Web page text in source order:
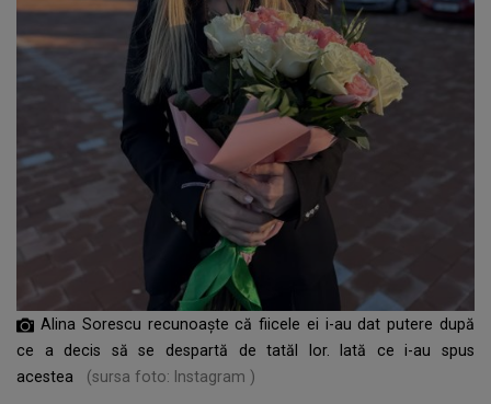
Alina Sorescu recunoaște că fiicele ei i-au dat putere după
ce a decis să se despartă de tatăl lor. Iată ce i-au spus
acestea
(sursa foto: Instagram )